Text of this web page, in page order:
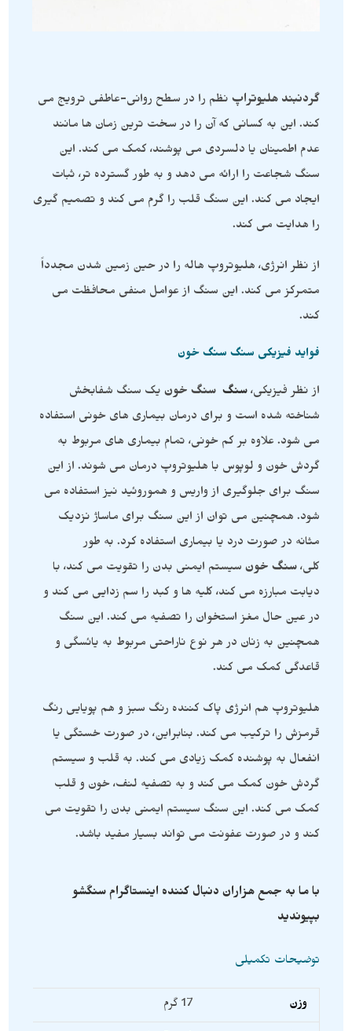
گردنبند هلیوتراپ نظم را در سطح روانی-عاطفی ترویج می
کند. این به کسانی که آن را در سخت ترین زمان ها مانند
عدم اطمینان یا دلسردی می پوشند، کمک می کند. این
سنگ شجاعت را ارائه می دهد و به طور گسترده تر، ثبات
ایجاد می کند. این سنگ قلب را گرم می کند و تصمیم گیری
را هدایت می کند.
از نظر انرژی، هلیوتروپ هاله را در حین زمین شدن مجدداً
متمرکز می کند. این سنگ از عوامل منفی محافظت می
کند.
فواید فیزیکی سنگ سنگ خون
از نظر فیزیکی،سنگ سنگ خون یک سنگ شفابخش
شناخته شده است و برای درمان بیماری های خونی استفاده
می شود. علاوه بر کم خونی، تمام بیماری های مربوط به
گردش خون و لوپوس با هلیوتروپ درمان می شوند. از این
سنگ برای جلوگیری از واریس و هموروئید نیز استفاده می
شود. همچنین می توان از این سنگ برای ماساژ نزدیک
مثانه در صورت درد یا بیماری استفاده کرد. به طور
کلی،سنگ خون سیستم ایمنی بدن را تقویت می کند، با
دیابت مبارزه می کند، کلیه ها و کبد را سم زدایی می کند و
در عین حال مغز استخوان را تصفیه می کند. این سنگ
همچنین به زنان در هر نوع ناراحتی مربوط به یائسگی و
قاعدگی کمک می کند.
هلیوتروپ هم انرژی پاک کننده رنگ سبز و هم پویایی رنگ
قرمزش را ترکیب می کند. بنابراین، در صورت خستگی یا
انفعال به پوشنده کمک زیادی می کند. به قلب و سیستم
گردش خون کمک می کند و به تصفیه لنف، خون و قلب
کمک می کند. این سنگ سیستم ایمنی بدن را تقویت می
کند و در صورت عفونت می تواند بسیار مفید باشد.
با ما به جمع هزاران دنبال کننده اینستاگرام سنگشو
بپیوندید
توضیحات تکمیلی
وزن 17 گرم